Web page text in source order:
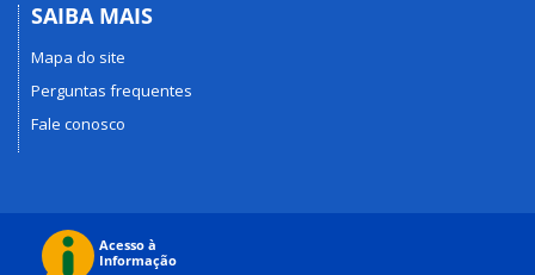
SAIBA MAIS
Mapa do site
Perguntas frequentes
Fale conosco